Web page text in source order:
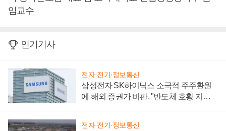
임교수
인기기사
전자·전기·정보통신
삼성전자 SK하이닉스 소극적 주주환원
에 해외 증권가 비판, "반도체 호황 지속
전자·전기·정보통신